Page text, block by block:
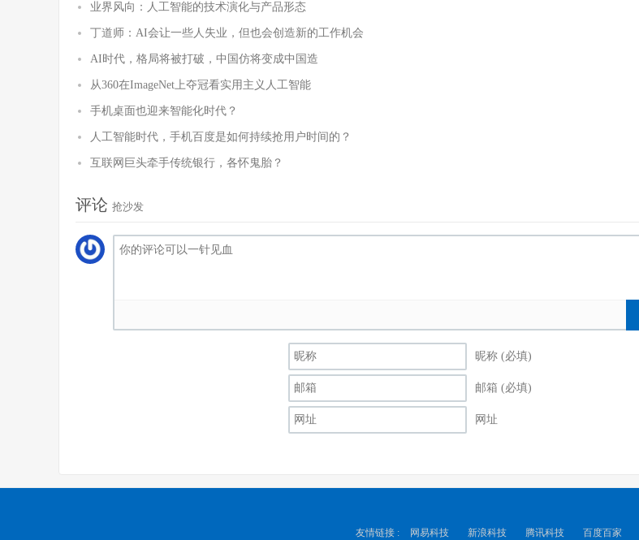
业界风向：人工智能的技术演化与产品形态
丁道师：AI会让一些人失业，但也会创造新的工作机会
AI时代，格局将被打破，中国仿将变成中国造
从360在ImageNet上夺冠看实用主义人工智能
手机桌面也迎来智能化时代？
人工智能时代，手机百度是如何持续抢用户时间的？
互联网巨头牵手传统银行，各怀鬼胎？
评论 抢沙发
昵称 (必填)
邮箱 (必填)
网址
友情链接 : 网易科技 新浪科技 腾讯科技 百度百家